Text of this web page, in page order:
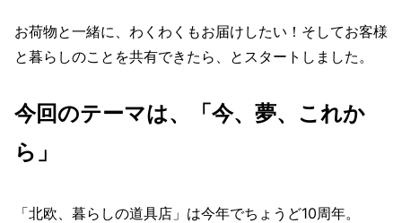
お荷物と一緒に、わくわくもお届けしたい！そしてお客様
と暮らしのことを共有できたら、とスタートしました。
今回のテーマは、「今、夢、これか
ら」
「北欧、暮らしの道具店」は今年でちょうど10周年。